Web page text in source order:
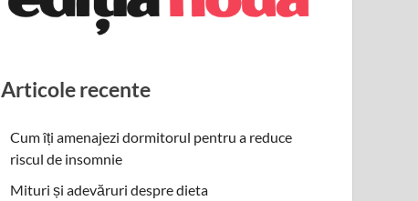
Articole recente
Cum îți amenajezi dormitorul pentru a reduce
riscul de insomnie
Mituri și adevăruri despre dieta